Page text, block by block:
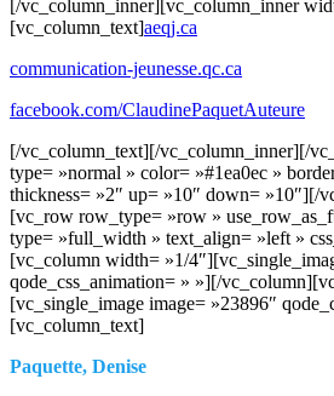
[/vc_column_inner][vc_column_inner
[vc_column_text]aeqj.ca
communication-jeunesse.qc.ca
facebook.com/ClaudinePaquetAuteure
[/vc_column_text][/vc_column_inner][/
type= »normal » color= »#1ea0ec »
thickness= »2″ up= »10″ down= »10″][/
[vc_row row_type= »row »
type= »full_width » text_align= »left »
[vc_column width= »1/
qode_css_animation= » »][/
[vc_single_image image= »23896″
[vc_column_text]
Paquette, Denise